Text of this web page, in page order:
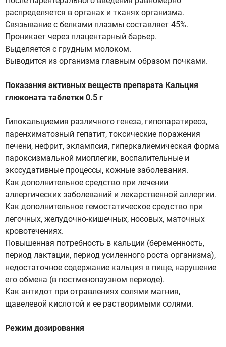
распределяется в органах и тканях организма.
Связывание с белками плазмы составляет 45%.
Проникает через плацентарный барьер.
Выделяется с грудным молоком.
Выводится из организма главным образом почками.
Показания активных веществ препарата Кальция
глюконата таблетки 0.5 г
Гипокальциемия различного генеза, гипопаратиреоз,
паренхиматозный гепатит, токсические поражения
печени, нефрит, эклампсия, гиперкалиемическая форма
пароксизмальной миоплегии, воспалительные и
экссудативные процессы, кожные заболевания.
Как дополнительное средство при лечении
аллергических заболеваний и лекарственной аллергии.
Как дополнительное гемостатическое средство при
легочных, желудочно-кишечных, носовых, маточных
кровотечениях.
Повышенная потребность в кальции (беременность,
период лактации, период усиленного роста организма),
недостаточное содержание кальция в пище, нарушение
его обмена (в постменопаузном периоде).
Как антидот при отравлениях солями магния,
щавелевой кислотой и ее растворимыми солями.
Режим дозирования